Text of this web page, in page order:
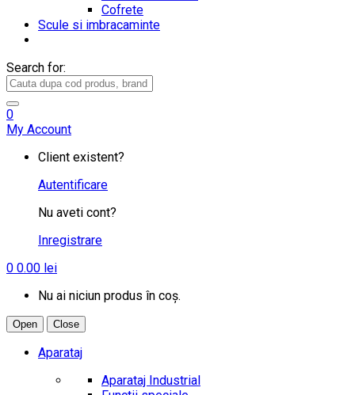
Cofrete
Scule si imbracaminte
Search for:
0
My Account
Client existent?
Autentificare
Nu aveti cont?
Inregistrare
0 0.00 lei
Nu ai niciun produs în coș.
Open Close
Aparataj
Aparataj Industrial